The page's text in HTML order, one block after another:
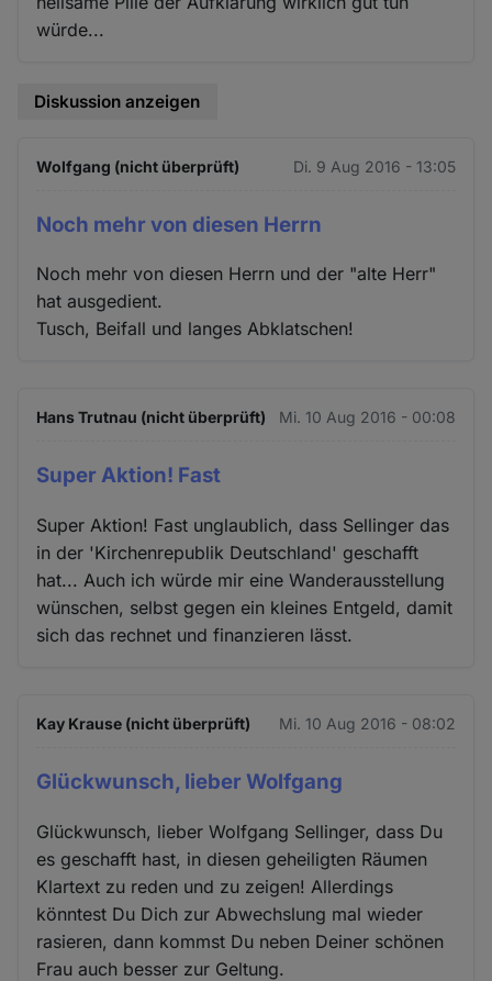
würde...
Diskussion anzeigen
Wolfgang (nicht überprüft) Di. 9 Aug 2016 - 13:05
Noch mehr von diesen Herrn
Noch mehr von diesen Herrn und der "alte Herr"
hat ausgedient.
Tusch, Beifall und langes Abklatschen!
Hans Trutnau (nicht überprüft) Mi. 10 Aug 2016 - 00:08
Super Aktion! Fast
Super Aktion! Fast unglaublich, dass Sellinger das
in der 'Kirchenrepublik Deutschland' geschafft
hat... Auch ich würde mir eine Wanderausstellung
wünschen, selbst gegen ein kleines Entgeld, damit
sich das rechnet und finanzieren lässt.
Kay Krause (nicht überprüft) Mi. 10 Aug 2016 - 08:02
Glückwunsch, lieber Wolfgang
Glückwunsch, lieber Wolfgang Sellinger, dass Du
es geschafft hast, in diesen geheiligten Räumen
Klartext zu reden und zu zeigen! Allerdings
könntest Du Dich zur Abwechslung mal wieder
rasieren, dann kommst Du neben Deiner schönen
Frau auch besser zur Geltung.